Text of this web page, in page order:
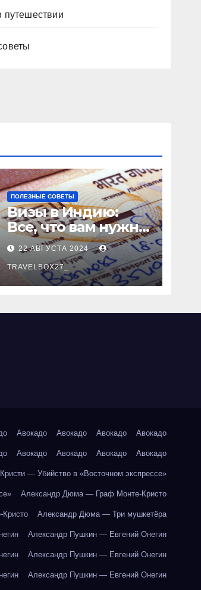
путешествии
ПОЛЕЗНЫЕ СОВЕТЫ
Визы в Индию:
Все, что вам нужно
знать
22 АВГУСТА 2024
TRAVELBOX27_
Авокадо Авокадо Авокадо Авокадо
Авокадо Авокадо Авокадо Авокадо
— Убийство в «Восточном экспрессе»
Александр Дюма — Граф Монте-Кристо
Александр Дюма — Три мушкетёра
Александр Пушкин — Евгений Онегин
Александр Пушкин — Евгений Онегин
Александр Пушкин — Евгений Онегин